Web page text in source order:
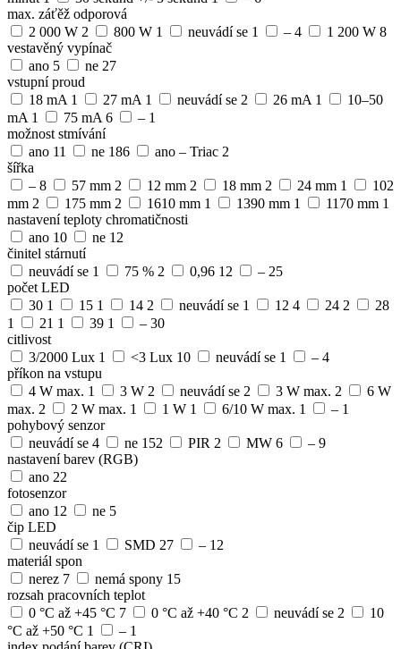
max. záťěž odporová
2 000 W 2 800 W 1 neuvádí se 1 – 4 1 200 W 8
vestavěný vypínač
ano 5 ne 27
vstupní proud
18 mA 1 27 mA 1 neuvádí se 2 26 mA 1
10–50
mA 1 75 mA 6 – 1
možnost stmívání
ano 11 ne 186 ano – Triac 2
šířka
– 8 57 mm 2 12 mm 2 18 mm 2 24 mm 1
102
mm 2 175 mm 2 1610 mm 1 1390 mm 1 1170 mm 1
nastavení teploty chromatičnosti
ano 10 ne 12
činitel stárnutí
neuvádí se 1 75 % 2 0,96 12 – 25
počet LED
30 1 15 1 14 2 neuvádí se 1 12 4 24 2
28
1
21 1 39 1 – 30
citlivost
3/2000 Lux 1 <3 Lux 10 neuvádí se 1 – 4
příkon na vstupu
4 W max. 1 3 W 2 neuvádí se 2 3 W max. 2
6 W
max. 2 2 W max. 1 1 W 1 6/10 W max. 1 – 1
pohybový senzor
neuvádí se 4 ne 152 PIR 2 MW 6 – 9
nastavení barev (RGB)
ano 22
fotosenzor
ano 12 ne 5
čip LED
neuvádí se 1 SMD 27 – 12
materiál spon
nerez 7 nemá spony 15
rozsah pracovních teplot
0 °C až +45 °C 7 0 °C až +40 °C 2 neuvádí se 2
10
°C až +50 °C 1 – 1